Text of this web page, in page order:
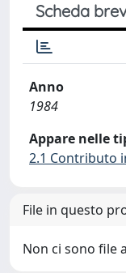
Scheda
Anno
1984
Appare nelle
2.1 Contributo
File in questo
Non ci sono file